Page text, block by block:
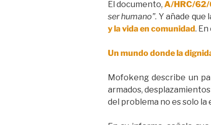
El documento,A/HRC/
ser humano”. Y añade que
y la vida en comunidad.
Un mundo donde la
Mofokeng describe un
armados,
del problema no es solo la